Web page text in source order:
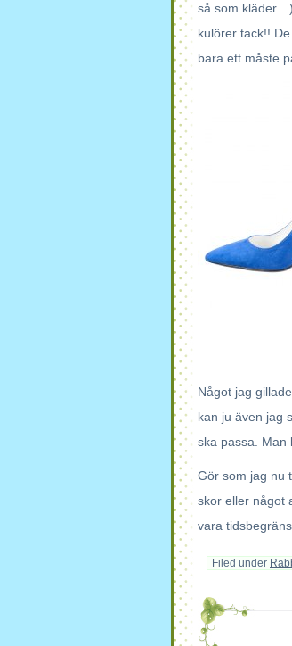
så som
kulörer tack!!
bara ett måste
Något jag
kan ju även jag
ska passa. Man
Gör som jag nu
skor eller något
vara
Filed under